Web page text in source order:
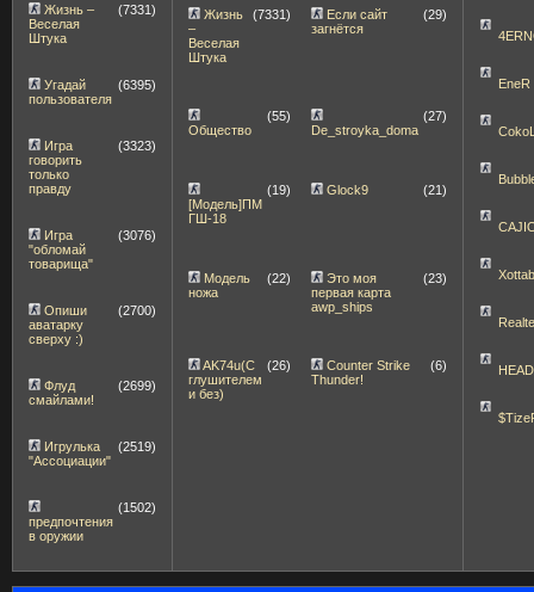
Жизнь –
Веселая
Штука
(7331)
Угадай
пользователя
(6395)
Игра
говорить
только
правду
(3323)
Игра
"обломай
товарища"
(3076)
Опиши
аватарку
сверху :)
(2700)
Флуд
смайлами!
(2699)
Игрулька
"Ассоциации"
(2519)
предпочтения
в оружии
(1502)
Жизнь
–
Веселая
Штука
(7331)
Если сайт
загнётся
(29)
Общество
(55)
De_stroyka_doma
(27)
[Модель]ПМ
ГШ-18
(19) Glock9 (21)
Модель
ножа
(22)
Это моя
первая карта
awp_ships
(23)
AK74u(С
глушителем
и без)
(26)
Counter Strike
Thunder!
(6)
EneR